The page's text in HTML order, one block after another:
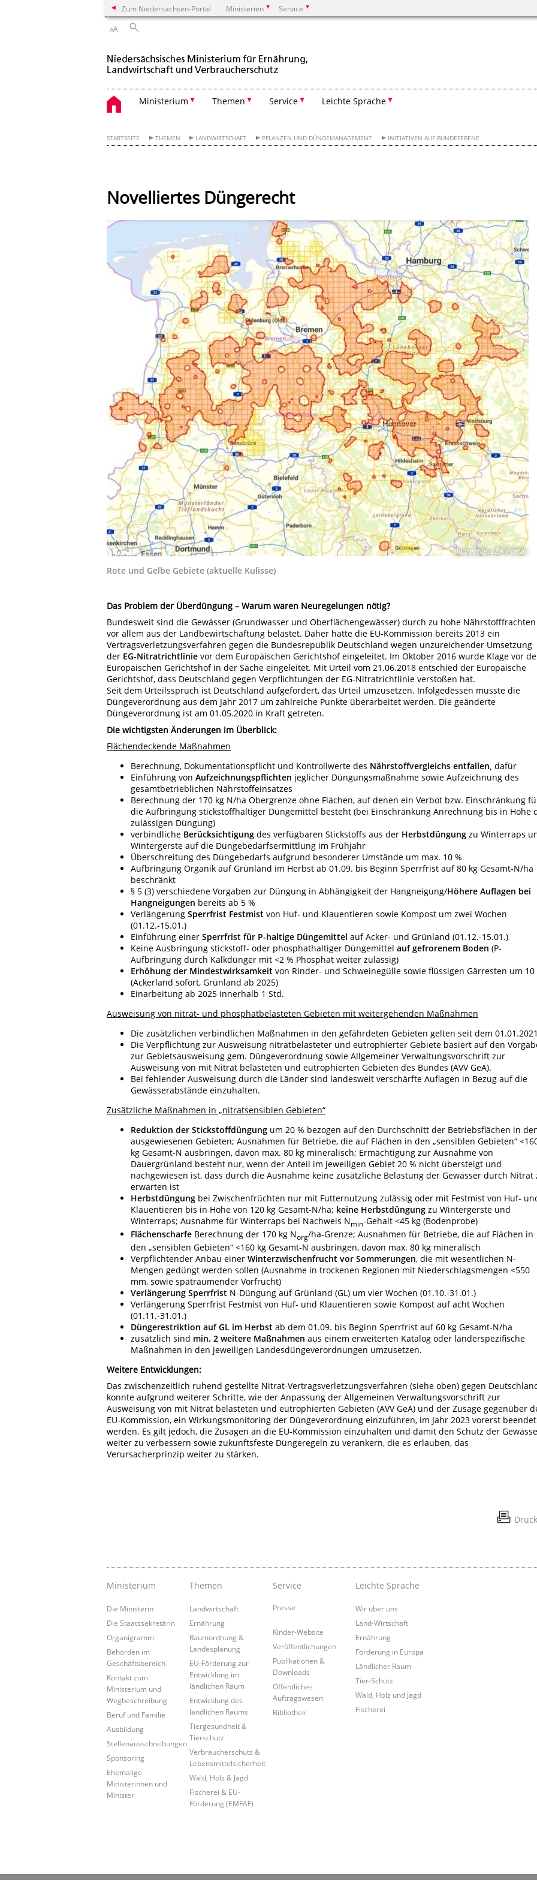
Zum Niedersachsen-Portal Ministerien Service
AA
Ministerium Themen Service Leichte Sprache
STARTSEITE THEMEN LANDWIRTSCHAFT PFLANZEN UND DÜNGEMANAGEMENT INITIATIVEN AUF BUNDESEBENE
Novelliertes Düngerecht
Bildrechte:LEA-Portal
Rote und Gelbe Gebiete (aktuelle Kulisse)
Das Problem der Überdüngung – Warum waren Neuregelungen nötig?
Bundesweit sind die Gewässer (Grundwasser und Oberflächengewässer) durch zu hohe Nährstofffrachten
vor allem aus der Landbewirtschaftung belastet. Daher hatte die EU-Kommission bereits 2013 ein
Vertragsverletzungsverfahren gegen die Bundesrepublik Deutschland wegen unzureichender Umsetzung
der EG-Nitratrichtlinie vor dem Europäischen Gerichtshof eingeleitet. Im Oktober 2016 wurde Klage vor
Europäischen Gerichtshof in der Sache eingeleitet. Mit Urteil vom 21.06.2018 entschied der Europäische
Gerichtshof, dass Deutschland gegen Verpflichtungen der EG-Nitratrichtlinie verstoßen hat.
Seit dem Urteilsspruch ist Deutschland aufgefordert, das Urteil umzusetzen. Infolgedessen musste die
Düngeverordnung aus dem Jahr 2017 um zahlreiche Punkte überarbeitet werden. Die geänderte
Düngeverordnung ist am 01.05.2020 in Kraft getreten.
Die wichtigsten Änderungen im Überblick:
Flächendeckende Maßnahmen
Berechnung, Dokumentationspflicht und Kontrollwerte des Nährstoffvergleichs entfallen, dafür
Einführung von Aufzeichnungspflichten jeglicher Düngungsmaßnahme sowie Aufzeichnung des
gesamtbetrieblichen Nährstoffeinsatzes
Berechnung der 170 kg N/ha Obergrenze ohne Flächen, auf denen ein Verbot bzw. Einschränkung
die Aufbringung stickstoffhaltiger Düngemittel besteht (bei Einschränkung Anrechnung bis in Höhe
zulässigen Düngung)
verbindliche Berücksichtigung des verfügbaren Stickstoffs aus der Herbstdüngung zu Winterraps
Wintergerste auf die Düngebedarfsermittlung im Frühjahr
Überschreitung des Düngebedarfs aufgrund besonderer Umstände um max. 10 %
Aufbringung Organik auf Grünland im Herbst ab 01.09. bis Beginn Sperrfrist auf 80 kg Gesamt-N/ha
beschränkt
§ 5 (3) verschiedene Vorgaben zur Düngung in Abhängigkeit der Hangneigung/Höhere Auflagen bei
Hangneigungen bereits ab 5 %
Verlängerung Sperrfrist Festmist von Huf- und Klauentieren sowie Kompost um zwei Wochen
(01.12.-15.01.)
Einführung einer Sperrfrist für P-haltige Düngemittel auf Acker- und Grünland (01.12.-15.01.)
Keine Ausbringung stickstoff- oder phosphathaltiger Düngemittel auf gefrorenem Boden (P-
Aufbringung durch Kalkdünger mit <2 % Phosphat weiter zulässig)
Erhöhung der Mindestwirksamkeit von Rinder- und Schweinegülle sowie flüssigen Gärresten um 10
(Ackerland sofort, Grünland ab 2025)
Einarbeitung ab 2025 innerhalb 1 Std.
Ausweisung von nitrat- und phosphatbelasteten Gebieten mit weitergehenden Maßnahmen
Die zusätzlichen verbindlichen Maßnahmen in den gefährdeten Gebieten gelten seit dem
Die Verpflichtung zur Ausweisung nitratbelasteter und eutrophierter Gebiete basiert auf den
zur Gebietsausweisung gem. Düngeverordnung sowie Allgemeiner Verwaltungsvorschrift zur
Ausweisung von mit Nitrat belasteten und eutrophierten Gebieten des Bundes (AVV GeA).
Bei fehlender Ausweisung durch die Länder sind landesweit verschärfte Auflagen in Bezug auf die
Gewässerabstände einzuhalten.
Zusätzliche Maßnahmen in „nitratsensiblen Gebieten“
Reduktion der Stickstoffdüngung um 20 % bezogen auf den Durchschnitt der Betriebsflächen in
ausgewiesenen Gebieten; Ausnahmen für Betriebe, die auf Flächen in den „sensiblen Gebieten“
kg Gesamt-N ausbringen, davon max. 80 kg mineralisch; Ermächtigung zur Ausnahme von
Dauergrünland besteht nur, wenn der Anteil im jeweiligen Gebiet 20 % nicht übersteigt und
nachgewiesen ist, dass durch die Ausnahme keine zusätzliche Belastung der Gewässer durch Nitrat
erwarten ist
Herbstdüngung bei Zwischenfrüchten nur mit Futternutzung zulässig oder mit Festmist von Huf-
Klauentieren bis in Höhe von 120 kg Gesamt-N/ha; keine Herbstdüngung zu Wintergerste und
Winterraps; Ausnahme für Winterraps bei Nachweis Nmin-Gehalt <45 kg (Bodenprobe)
Flächenscharfe Berechnung der 170 kg Norg/ha-Grenze; Ausnahmen für Betriebe, die auf Flächen in
den „sensiblen Gebieten“ <160 kg Gesamt-N ausbringen, davon max. 80 kg mineralisch
Verpflichtender Anbau einer Winterzwischenfrucht vor Sommerungen, die mit wesentlichen N-
Mengen gedüngt werden sollen (Ausnahme in trockenen Regionen mit Niederschlagsmengen <550
mm, sowie späträumender Vorfrucht)
Verlängerung Sperrfrist N-Düngung auf Grünland (GL) um vier Wochen (01.10.-31.01.)
Verlängerung Sperrfrist Festmist von Huf- und Klauentieren sowie Kompost auf acht Wochen
(01.11.-31.01.)
Düngerestriktion auf GL im Herbst ab dem 01.09. bis Beginn Sperrfrist auf 60 kg Gesamt-N/ha
zusätzlich sind min. 2 weitere Maßnahmen aus einem erweiterten Katalog oder länderspezifische
Maßnahmen in den jeweiligen Landesdüngeverordnungen umzusetzen.
Weitere Entwicklungen:
Das zwischenzeitlich ruhend gestellte Nitrat-Vertragsverletzungsverfahren (siehe oben) gegen
konnte aufgrund weiterer Schritte, wie der Anpassung der Allgemeinen Verwaltungsvorschrift zur
Ausweisung von mit Nitrat belasteten und eutrophierten Gebieten (AVV GeA) und der Zusage gegenüber
EU-Kommission, ein Wirkungsmonitoring der Düngeverordnung einzuführen, im Jahr 2023 vorerst beendet
werden. Es gilt jedoch, die Zusagen an die EU-Kommission einzuhalten und damit den Schutz der
weiter zu verbessern sowie zukunftsfeste Düngeregeln zu verankern, die es erlauben, das
Verursacherprinzip weiter zu stärken.
Ministerium
Die Ministerin
Die Staatssekretärin
Organigramm
Behörden im
Geschäftsbereich
Kontakt zum
Ministerium und
Wegbeschreibung
Beruf und Familie
Ausbildung
Stellenausschreibungen
Sponsoring
Ehemalige
Ministerinnen und
Minister
Themen
Landwirtschaft
Ernährung
Raumordnung &
Landesplanung
EU-Förderung zur
Entwicklung im
ländlichen Raum
Entwicklung des
ländlichen Raums
Tiergesundheit &
Tierschutz
Verbraucherschutz &
Lebensmittelsicherheit
Wald, Holz & Jagd
Fischerei & EU-
Förderung (EMFAF)
Service
Presse
Kinder-Website
Veröffentlichungen
Publikationen &
Downloads
Öffentliches
Auftragswesen
Bibliothek
Leichte Sprache
Wir über uns
Land-Wirtschaft
Ernährung
Förderung in Europa
Ländlicher Raum
Tier-Schutz
Wald, Holz und Jagd
Fischerei